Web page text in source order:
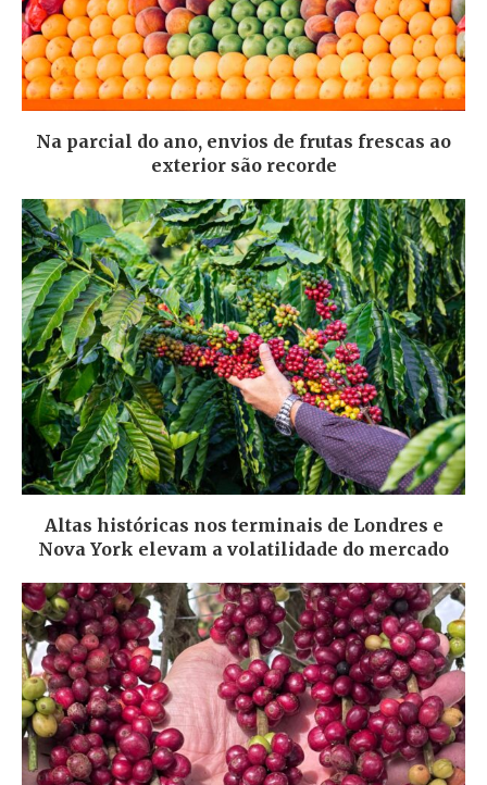
Na parcial do ano, envios de frutas frescas ao
exterior são recorde
Altas históricas nos terminais de Londres e
Nova York elevam a volatilidade do mercado